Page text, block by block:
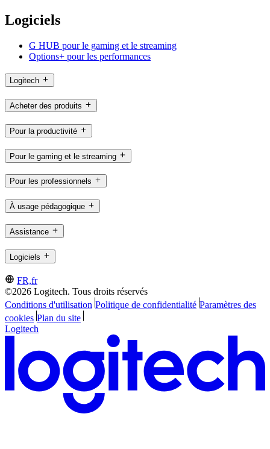
Logiciels
G HUB pour le gaming et le streaming
Options+ pour les performances
Logitech
Acheter des produits
Pour la productivité
Pour le gaming et le streaming
Pour les professionnels
À usage pédagogique
Assistance
Logiciels
FR,fr
©2026 Logitech. Tous droits réservés
Conditions d'utilisation Politique de confidentialité Paramètres des
cookies Plan du site
Logitech